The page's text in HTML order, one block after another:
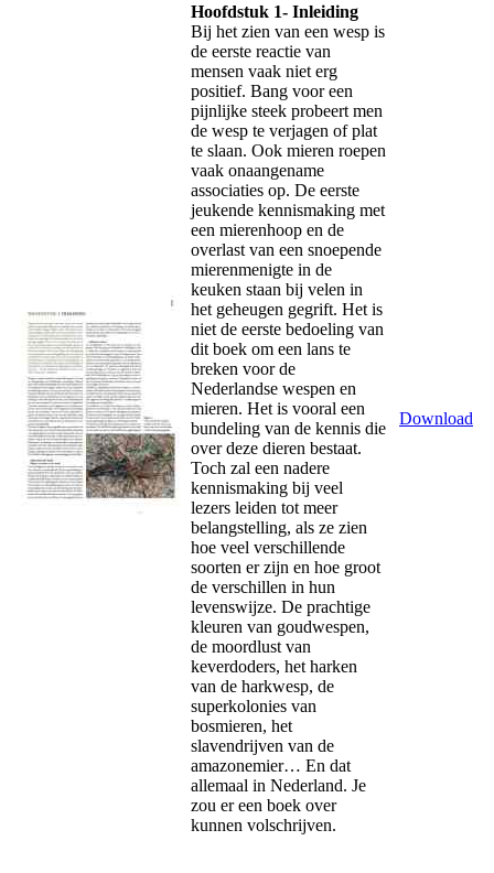
Hoofdstuk 1- Inleiding
Bij het zien van een wesp is
de eerste reactie van
mensen vaak niet erg
positief. Bang voor een
pijnlijke steek probeert men
de wesp te verjagen of plat
te slaan. Ook mieren roepen
vaak onaangename
associaties op. De eerste
jeukende kennismaking met
een mierenhoop en de
overlast van een snoepende
mierenmenigte in de
keuken staan bij velen in
het geheugen gegrift. Het is
niet de eerste bedoeling van
dit boek om een lans te
breken voor de
Nederlandse wespen en
mieren. Het is vooral een
bundeling van de kennis die
over deze dieren bestaat.
Toch zal een nadere
kennismaking bij veel
lezers leiden tot meer
belangstelling, als ze zien
hoe veel verschillende
soorten er zijn en hoe groot
de verschillen in hun
levenswijze. De prachtige
kleuren van goudwespen,
de moordlust van
keverdoders, het harken
van de harkwesp, de
superkolonies van
bosmieren, het
slavendrijven van de
amazonemier… En dat
allemaal in Nederland. Je
zou er een boek over
kunnen volschrijven.
Download